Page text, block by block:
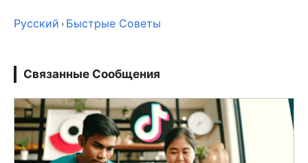
Русский › Быстрые Советы
Связанные Сообщения